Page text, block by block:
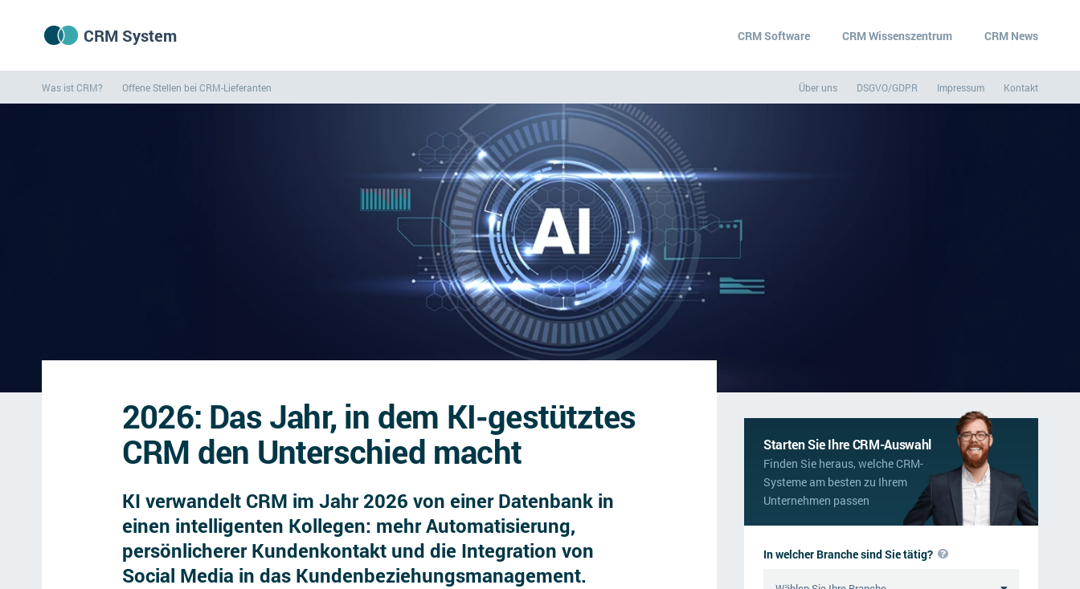
CRM System CRM Software CRM Wissenszentrum CRM News
Was ist CRM? Offene Stellen bei CRM-Lieferanten Über uns DSGVO/GDPR Impressum Kontakt
2026: Das Jahr, in dem KI-gestütztes
CRM den Unterschied macht
KI verwandelt CRM im Jahr 2026 von einer Datenbank in
einen intelligenten Kollegen: mehr Automatisierung,
persönlicherer Kundenkontakt und die Integration von
Social Media in das Kundenbeziehungsmanagement.
Starten Sie Ihre CRM-Auswahl
Finden Sie heraus, welche CRM-
Systeme am besten zu Ihrem
Unternehmen passen
In welcher Branche sind Sie tätig?